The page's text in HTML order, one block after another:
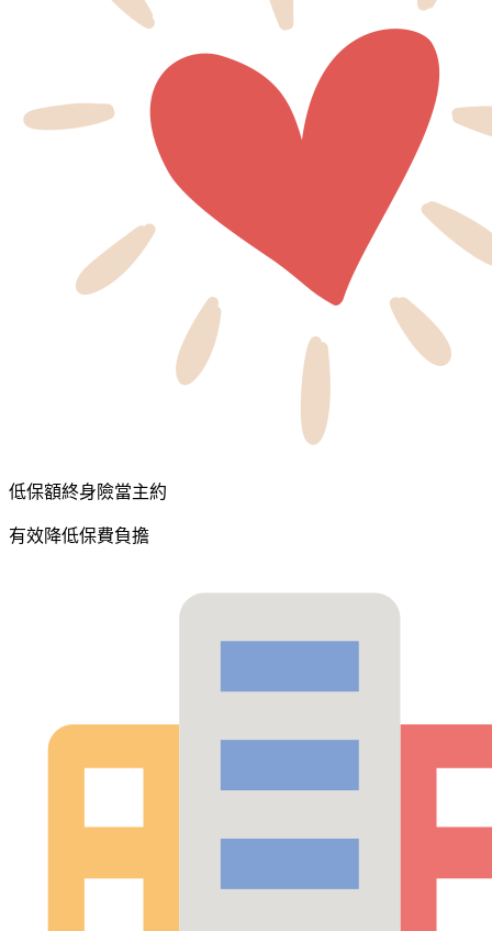
低保額終身險當主約
有效降低保費負擔